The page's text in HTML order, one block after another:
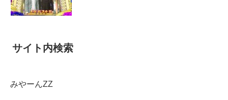
サイト内検索
みやーんZZ